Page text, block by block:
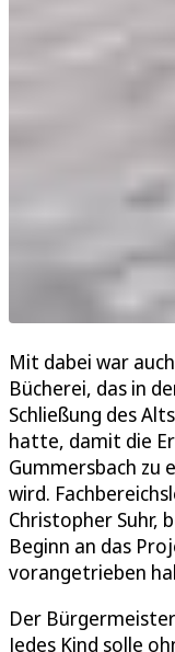
Mit dabei war
Bücherei, das in
Schließung des
hatte, damit die
Gummersbach zu
wird.
Christopher Suhr,
Beginn an das
vorangetrieben
Der
Jedes Kind solle